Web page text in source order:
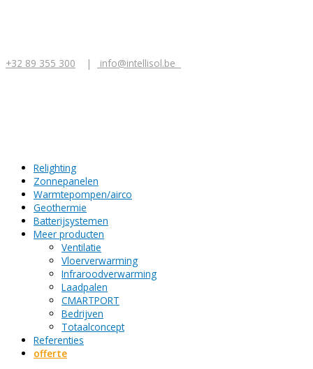
+32 89 355 300 | info@intellisol.be
Relighting
Zonnepanelen
Warmtepompen/airco
Geothermie
Batterijsystemen
Meer producten
Ventilatie
Vloerverwarming
Infraroodverwarming
Laadpalen
CMARTPORT
Bedrijven
Totaalconcept
Referenties
offerte